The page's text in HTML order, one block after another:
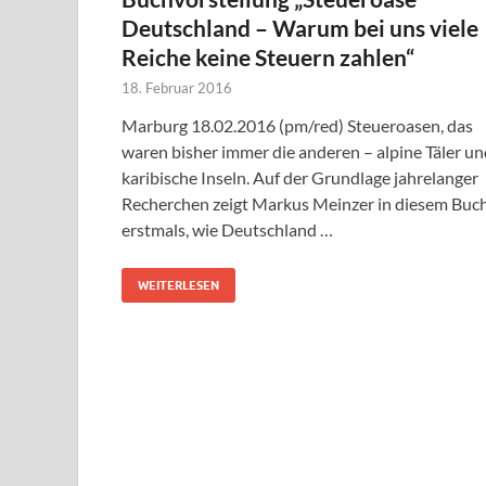
Deutschland – Warum bei uns viele
Reiche keine Steuern zahlen“
18. Februar 2016
Marburg 18.02.2016 (pm/red) Steueroasen, das
waren bisher immer die anderen – alpine Täler
karibische Inseln. Auf der Grundlage jahrelanger
Recherchen zeigt Markus Meinzer in diesem
erstmals, wie Deutschland …
WEITERLESEN